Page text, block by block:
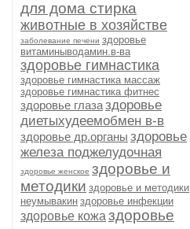
для дома стирка
животные в хозяйстве
заболевание печени здоровье
витаминыводамин.в-ва
здоровье гимнастика
здоровье гимнастика массаж
здоровье гимнастика фитнес
здоровье глазаздоровье
диетыхудеемобмен в-в
здоровье др.органы здоровье
железа поджелудочная
здоровье женское здоровье и
методики здоровье и методики
неумывакин здоровье инфекции
здоровье кожа здоровье